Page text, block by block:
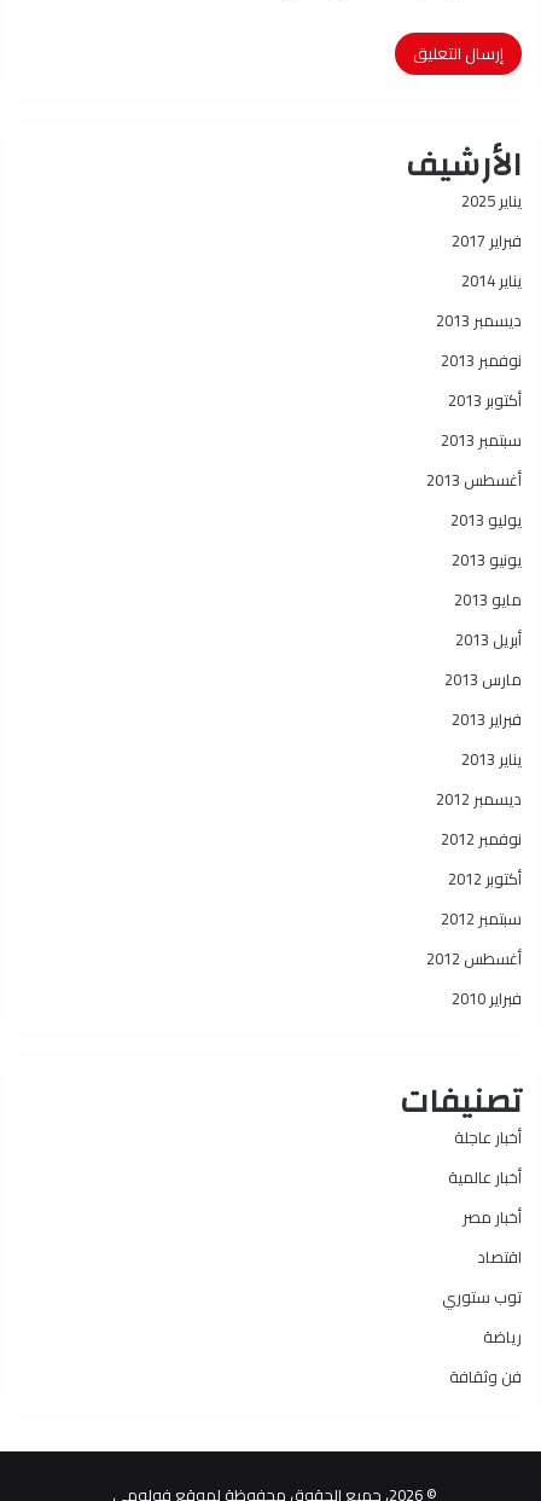
الأرشيف
يناير 2025
فبراير 2017
يناير 2014
ديسمبر 2013
نوفمبر 2013
أكتوبر 2013
سبتمبر 2013
أغسطس 2013
يوليو 2013
يونيو 2013
مايو 2013
أبريل 2013
مارس 2013
فبراير 2013
يناير 2013
ديسمبر 2012
نوفمبر 2012
أكتوبر 2012
سبتمبر 2012
أغسطس 2012
فبراير 2010
تصنيفات
أخبار عاجلة
أخبار عالمية
أخبار مصر
اقتصاد
توب ستوري
رياضة
فن وثقافة
© 2026، جميع الحقوق محفوظة لموقع فولومي